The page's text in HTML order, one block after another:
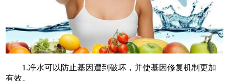
1.净水可以防止基因遭到破坏，并使基因修复机制更加
有效。